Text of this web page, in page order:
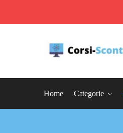
Home Categorie